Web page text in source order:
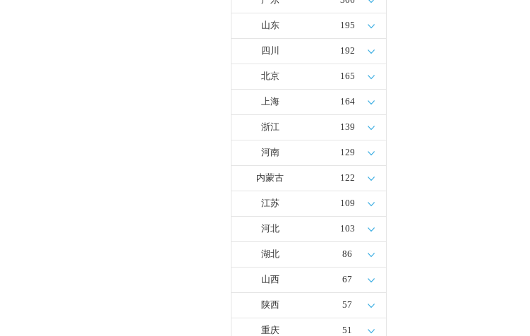
仪式在温宿县成功举办
荷兰氢能产业联盟到访天德工业装
备，与市区相关领导就威海文登区氢
山东 195
四川 192
北京 165
上海 164
浙江 139
河南 129
内蒙古 122
江苏 109
河北 103
湖北 86
山西 67
陕西 57
重庆 51